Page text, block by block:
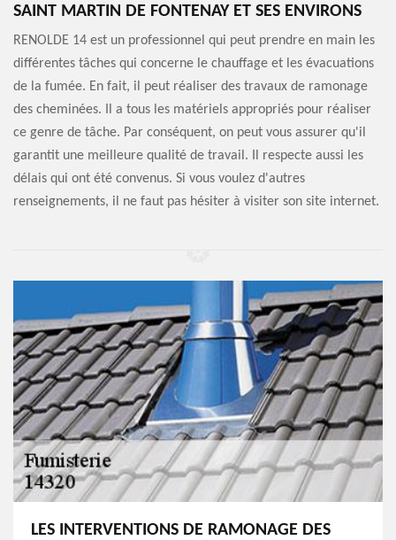
SAINT MARTIN DE FONTENAY ET SES ENVIRONS
RENOLDE 14 est un professionnel qui peut prendre en main les
différentes tâches qui concerne le chauffage et les évacuations
de la fumée. En fait, il peut réaliser des travaux de ramonage
des cheminées. Il a tous les matériels appropriés pour réaliser
ce genre de tâche. Par conséquent, on peut vous assurer qu'il
garantit une meilleure qualité de travail. Il respecte aussi les
délais qui ont été convenus. Si vous voulez d'autres
renseignements, il ne faut pas hésiter à visiter son site internet.
LES INTERVENTIONS DE RAMONAGE DES